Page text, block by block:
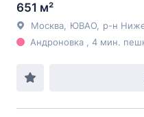
651 м²
Москва ЮВАО р-н
Андроновка , 4 мин.